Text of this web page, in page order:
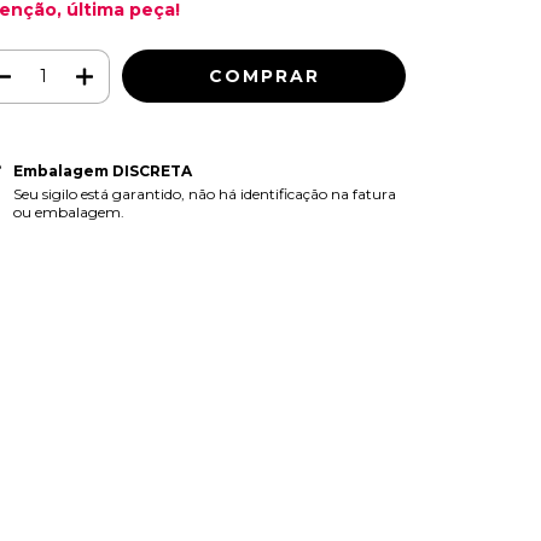
última peça!
Embalagem DISCRETA
Seu sigilo está garantido, não há identificação na fatura
ou embalagem.